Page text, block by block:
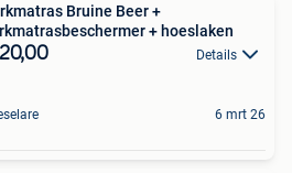
Bruine Beer +
+ hoeslaken
Details
6 mrt 26